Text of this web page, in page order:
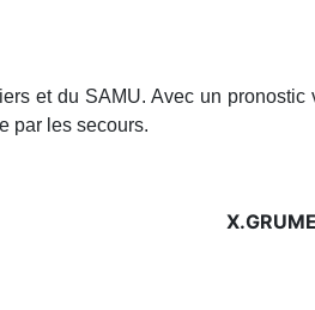
et du SAMU. Avec un pronostic
par les secours.